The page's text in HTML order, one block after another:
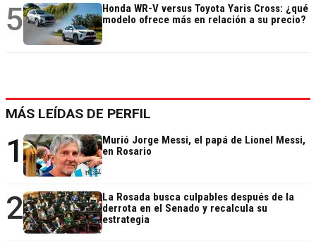
5
Honda WR-V versus Toyota Yaris Cross: ¿qué
modelo ofrece más en relación a su precio?
MÁS LEÍDAS DE PERFIL
1
Murió Jorge Messi, el papá de Lionel Messi,
en Rosario
2
La Rosada busca culpables después de la
derrota en el Senado y recalcula su
estrategia